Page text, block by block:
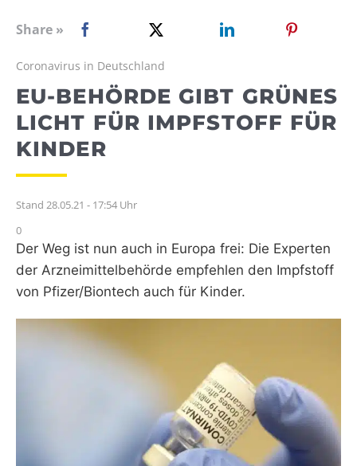
WEBRADIO
Share »
Coronavirus in Deutschland
EU-BEHÖRDE GIBT GRÜNES
LICHT FÜR IMPFSTOFF FÜR
KINDER
Stand 28.05.21 - 17:54 Uhr
0
Der Weg ist nun auch in Europa frei: Die Experten
der Arzneimittelbehörde empfehlen den Impfstoff
von Pfizer/Biontech auch für Kinder.